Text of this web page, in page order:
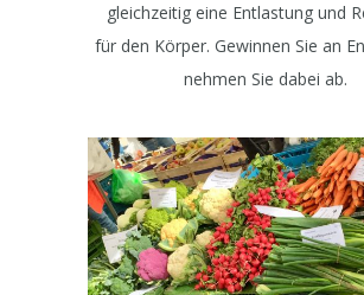
gleichzeitig eine Entlastung und
für den Körper. Gewinnen Sie an
nehmen Sie dabei ab.